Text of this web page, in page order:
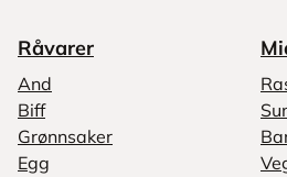
Råvarer
And
Biff
Grønnsaker
Egg